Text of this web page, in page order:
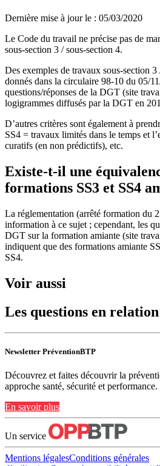
Dernière mise à jour le : 05/03/2020
Le Code du travail ne précise pas de
sous-section 3 / sous-section 4.
Des exemples de travaux sous-section
donnés dans la circulaire 98-10 du 05/
questions/réponses de la DGT (site
logigrammes diffusés par la DGT en
D’autres critères sont également à
SS4 = travaux limités dans le temps et
curatifs (en non prédictifs), etc.
Existe-t-il une
formations SS3 et SS4
La réglementation (arrêté formation du
information à ce sujet ; cependant, les
DGT sur la formation amiante (site
indiquent que des formations amiante
SS4.
Voir aussi
Les questions en relation
Newsletter PréventionBTP
Découvrez et faites découvrir la
approche santé, sécurité et performance.
En savoir plus
Un service
Mentions légalesConditions générales